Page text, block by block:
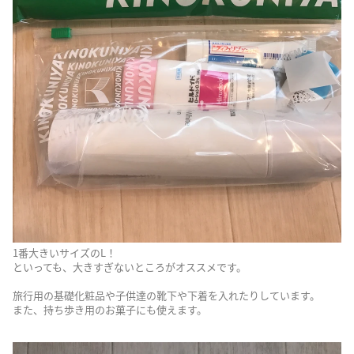
1番大きいサイズのL！
といっても、大きすぎないところがオススメです。
旅行用の基礎化粧品や子供達の靴下や下着を入れたりしています。
また、持ち歩き用のお菓子にも使えます。